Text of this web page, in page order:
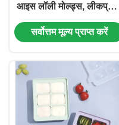
आइस लॉली मोल्ड्स, लीकप्रूफ
सिलिकॉन आइसक्रीम मेकर
सर्वोत्तम मूल्य प्राप्त करें